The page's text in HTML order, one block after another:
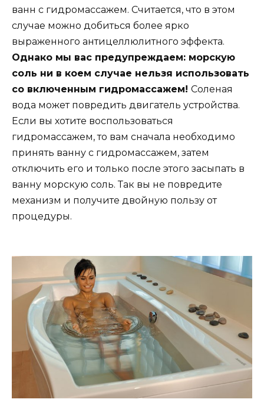
ванн с гидромассажем. Считается, что в этом
случае можно добиться более ярко
выраженного антицеллюлитного эффекта.
Однако мы вас предупреждаем: морскую
соль ни в коем случае нельзя использовать
со включенным гидромассажем! Соленая
вода может повредить двигатель устройства.
Если вы хотите воспользоваться
гидромассажем, то вам сначала необходимо
принять ванну с гидромассажем, затем
отключить его и только после этого засыпать в
ванну морскую соль. Так вы не повредите
механизм и получите двойную пользу от
процедуры.